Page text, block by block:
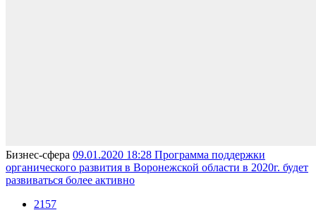
Бизнес-сферa 09.01.2020 18:28 Программа поддержки
органического развития в Воронежской области в 2020г. будет
развиваться более активно
2157